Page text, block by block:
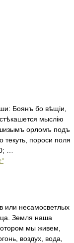
Боянъ бо вѣщіи,
мыслію
орломъ подъ
текуть, пороси поля
…
или несамосветлых
Земля наша
мы живем,
воздух, вода,